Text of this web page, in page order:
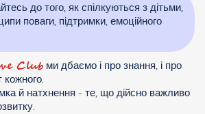
до того, як спілкуються з дітьми,
поваги, підтримки, емоційного
Сlub ми дбаємо і про знання, і про
кожного.
й натхнення - те, що дійсно важливо